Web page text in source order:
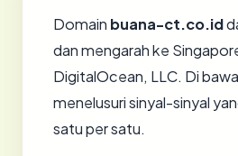
Domain buana-ct.co.id
dan mengarah ke
DigitalOcean, LLC. Di
menelusuri sinyal-sinyal
satu per satu.